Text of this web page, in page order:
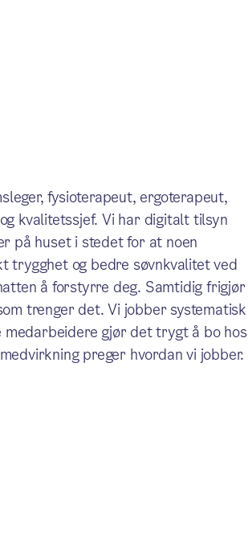
fysioterapeut, ergoterapeut,
kvalitetssjef. Vi har digitalt tilsyn
på huset i stedet for at noen
trygghet og bedre søvnkvalitet ved
å forstyrre deg. Samtidig frigjør
trenger det. Vi jobber systematisk
medarbeidere gjør det trygt å bo hos
preger hvordan vi jobber.